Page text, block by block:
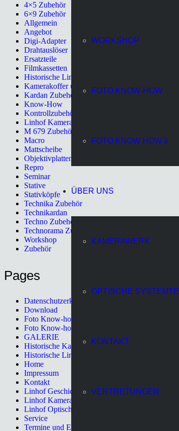
WORKSHOP
FOTO KNOW-HOW
FOTO KNOW HOW II
ÜBER UNS
KAMERAWERK
OPTISCHE
KONTAKT
VERTRETUNGEN
4×5 Zubehör
6×9 Zubehör
Allgemein
Angebot
Digi-Adapter
Drahtauslöser
Ersatzteile
Filmkassetten
Historische Linhof Kameras
Kamerakoffer und Rucksack
Kardan Zubehör
Know-How
Kontrollzubehör
Linhof Kamera
M 679 Zubehör
Macro
Mattscheibe
Objektivplatten
Repro
Seminar
Stative
Stativköpfe
Technika Zubehör
Technikardan
Techno Zubehör
Technorama Zubehör
Workshop
Zubehör
Pages
Datenschutzerklärung
Download
Foto Know-how
Foto Know-how II
GALERIE
Historische Kameras
Historische Linhof Kameras
Home
Impressum
Kontakt
Linhof Geschichte
Linhof Kamerawerk
Linhof Optische Systemtechnik
Service
Termine und Events